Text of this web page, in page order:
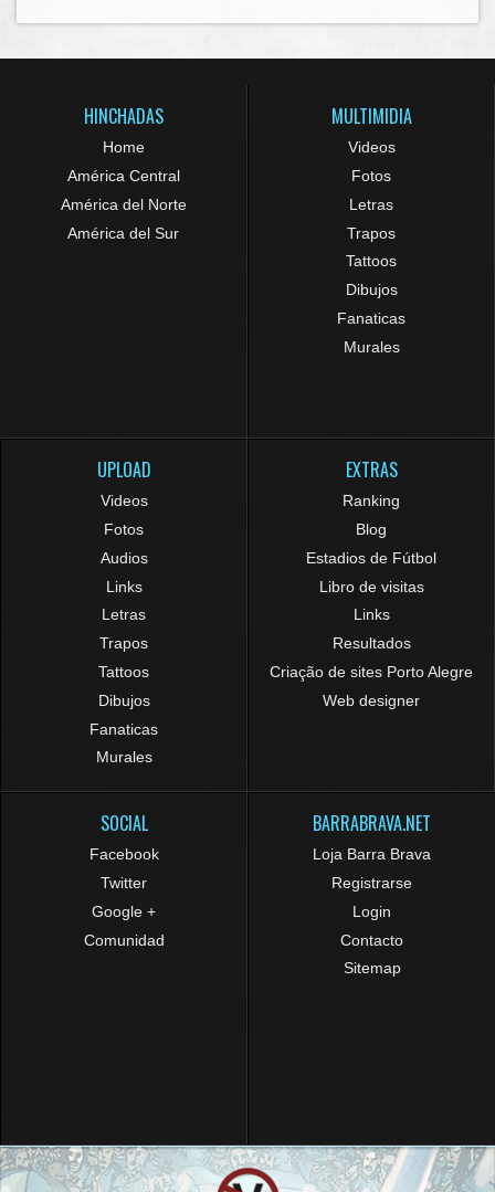
HINCHADAS
Home
América Central
América del Norte
América del Sur
MULTIMIDIA
Videos
Fotos
Letras
Trapos
Tattoos
Dibujos
Fanaticas
Murales
UPLOAD
Videos
Fotos
Audios
Links
Letras
Trapos
Tattoos
Dibujos
Fanaticas
Murales
EXTRAS
Ranking
Blog
Estadios de Fútbol
Libro de visitas
Links
Resultados
Criação de sites Porto Alegre
Web designer
SOCIAL
Facebook
Twitter
Google +
Comunidad
BARRABRAVA.NET
Loja Barra Brava
Registrarse
Login
Contacto
Sitemap